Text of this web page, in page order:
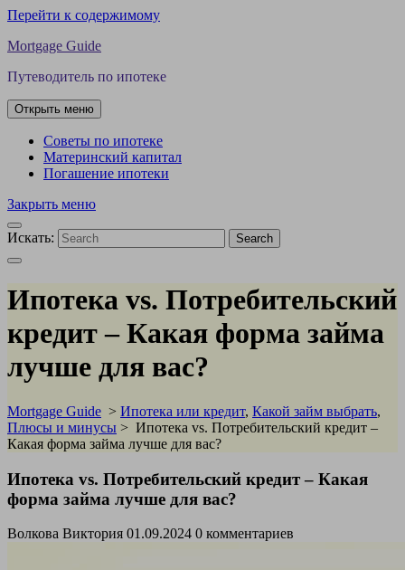
Перейти к содержимому
Mortgage Guide
Путеводитель по ипотеке
Открыть меню
Советы по ипотеке
Материнский капитал
Погашение ипотеки
Закрыть меню
Искать: Search
Ипотека vs. Потребительский
кредит – Какая форма займа
лучше для вас?
Mortgage Guide > Ипотека или кредит, Какой займ выбрать,
Плюсы и минусы > Ипотека vs. Потребительский кредит –
Какая форма займа лучше для вас?
Ипотека vs. Потребительский кредит – Какая
форма займа лучше для вас?
Волкова Виктория 01.09.2024 0 комментариев